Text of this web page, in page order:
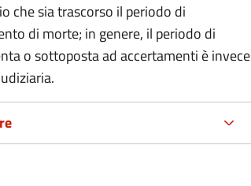
che sia trascorso il periodo di
di morte; in genere, il periodo di
o sottoposta ad accertamenti è invece